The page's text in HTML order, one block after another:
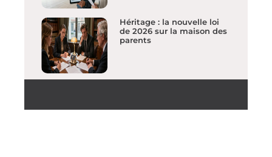
Héritage : la nouvelle loi
de 2026 sur la maison des
parents